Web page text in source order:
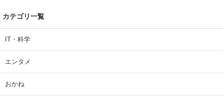
カテゴリ一覧
IT・科学
エンタメ
おかね